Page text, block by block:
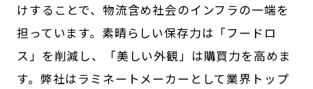
けすることで、物流含め社会のインフラの一端を
担っています。素晴らしい保存力は「フードロ
ス」を削減し、「美しい外観」は購買力を高めま
す。弊社はラミネートメーカーとして業界トップ